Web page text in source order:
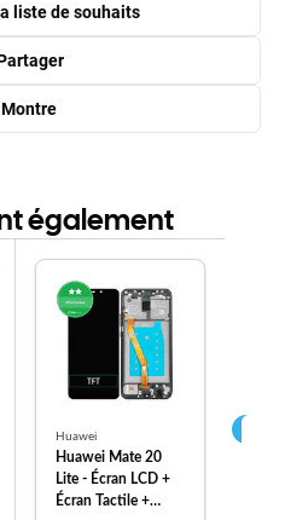
liste de souhaits
Montre
également
Huawei
Huawei Mate 20
Lite - Écran LCD +
Écran Tactile +